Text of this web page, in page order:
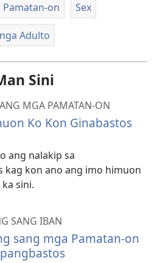
on Sex
Adulto
Sini
MGA PAMATAN-ON
Ko Kon Ginabastos
ang nalakip sa
kag kon ano ang imo himuon
sini.
SANG IBAN
sang mga Pamatan-on